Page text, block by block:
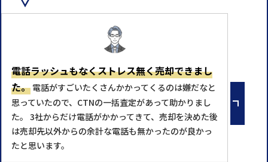
電話ラッシュもなくストレス無く売却できまし
た。 電話がすごいたくさんかかってくるのは嫌だなと
思っていたので、CTNの一括査定があって助かりまし
た。 3社からだけ電話がかかってきて、売却を決めた後
は売却先以外からの余計な電話も無かったのが良かっ
たと思います。